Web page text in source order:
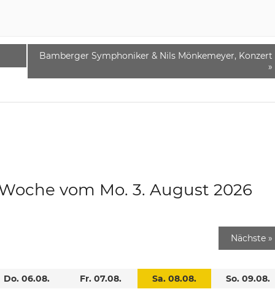
Bamberger Symphoniker & Nils Mönkemeyer, Konzert
»
vom Mo. 3. August 2026
Nächste »
Do. 06.08.
Fr. 07.08.
Sa. 08.08.
So. 09.08.